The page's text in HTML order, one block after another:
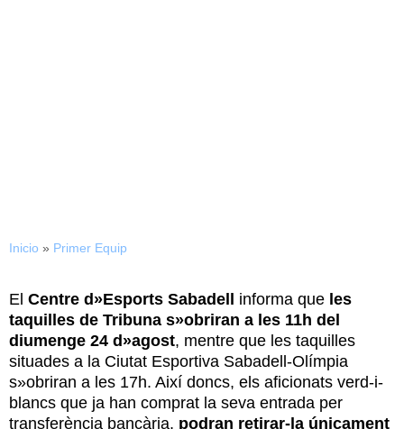
Inicio » Primer Equip
El Centre d»Esports Sabadell informa que les
taquilles de Tribuna s»obriran a les 11h del
diumenge 24 d»agost, mentre que les taquilles
situades a la Ciutat Esportiva Sabadell-Olímpia
s»obriran a les 17h. Així doncs, els aficionats verd-i-
blancs que ja han comprat la seva entrada per
transferència bancària, podran retirar-la únicament